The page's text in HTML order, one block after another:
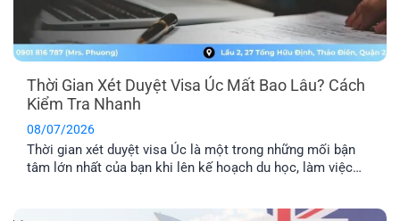
Thời Gian Xét Duyệt Visa Úc Mất Bao Lâu? Cách
Kiểm Tra Nhanh
08/07/2026
Thời gian xét duyệt visa Úc là một trong những mối bận
tâm lớn nhất của bạn khi lên kế hoạch du học, làm việc